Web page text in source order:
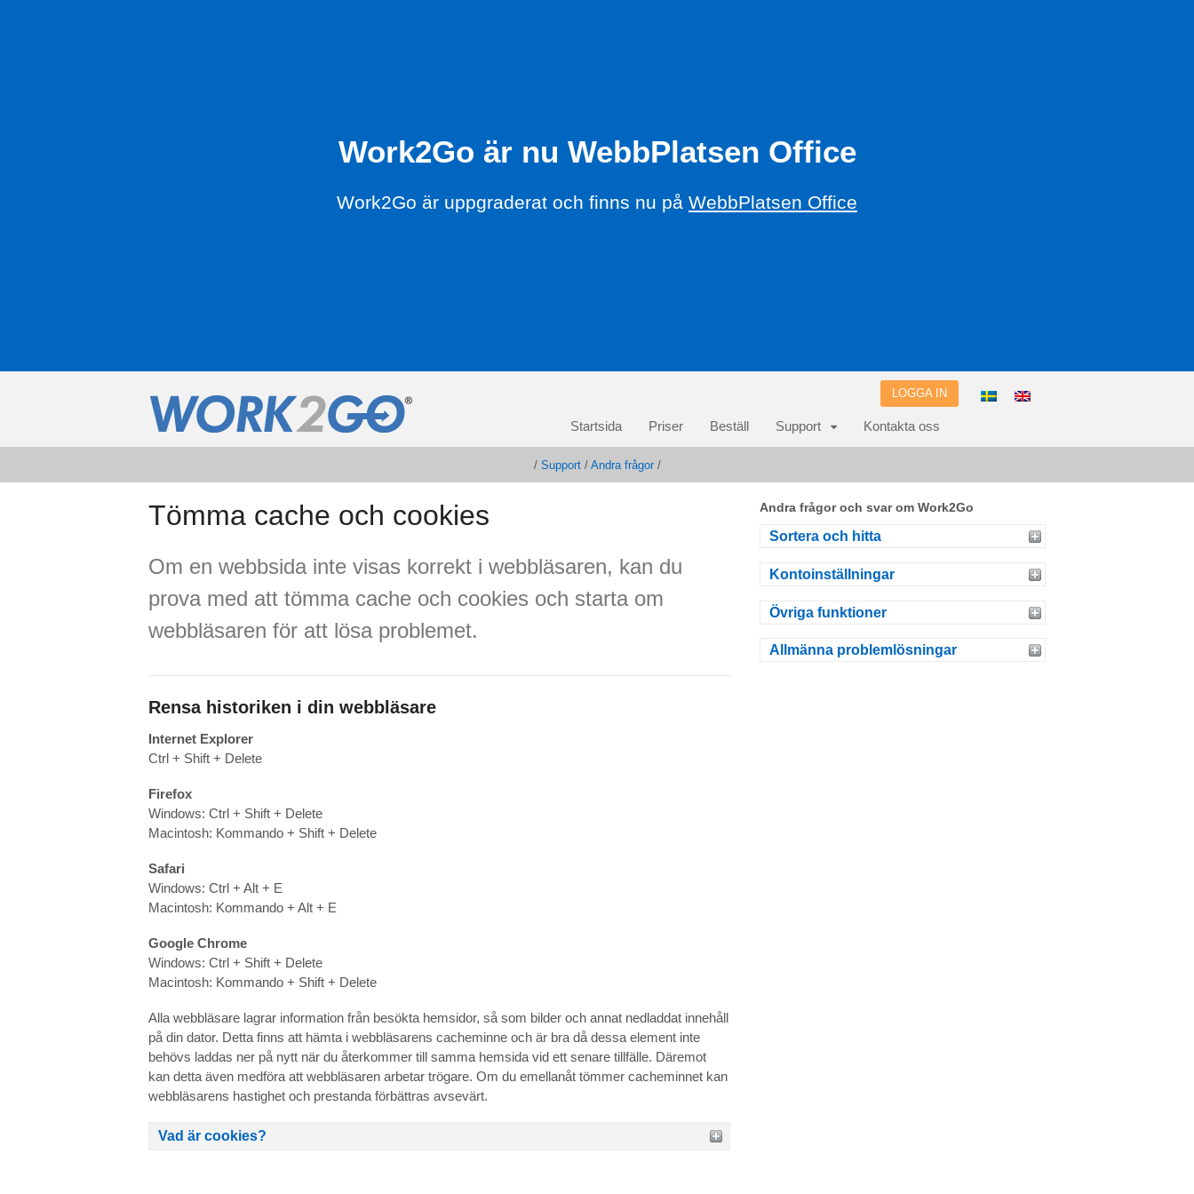
Work2Go är nu WebbPlatsen Office
Work2Go är uppgraderat och finns nu på WebbPlatsen Office
LOGGA IN
Startsida Priser Beställ Support Kontakta oss
/ Support/ Andra frågor/
Tömma cache och cookies
Om en webbsida inte visas korrekt i webbläsaren, kan du
prova med att tömma cache och cookies och starta om
webbläsaren för att lösa problemet.
Rensa historiken i din webbläsare
Internet Explorer
Ctrl + Shift + Delete
Firefox
Windows: Ctrl + Shift + Delete
Macintosh: Kommando + Shift + Delete
Safari
Windows: Ctrl + Alt + E
Macintosh: Kommando + Alt + E
Google Chrome
Windows: Ctrl + Shift + Delete
Macintosh: Kommando + Shift + Delete
Alla webbläsare lagrar information från besökta hemsidor, så som bilder och annat nedladdat innehåll
på din dator. Detta finns att hämta i webbläsarens cacheminne och är bra då dessa element inte
behövs laddas ner på nytt när du återkommer till samma hemsida vid ett senare tillfälle. Däremot
kan detta även medföra att webbläsaren arbetar trögare. Om du emellanåt tömmer cacheminnet kan
webbläsarens hastighet och prestanda förbättras avsevärt.
Vad är cookies?
Andra frågor och svar om Work2Go
Sortera och hitta
Kontoinställningar
Övriga funktioner
Allmänna problemlösningar